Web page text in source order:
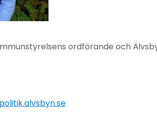
ordförande och